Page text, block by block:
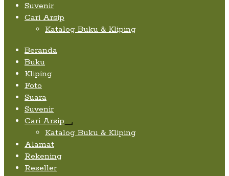
Suvenir
Cari Arsip
Katalog Buku & Kliping
Beranda
Buku
Kliping
Foto
Suara
Suvenir
Cari Arsip
Expand
child
Katalog Buku & Kliping
Alamat
Rekening
Reseller